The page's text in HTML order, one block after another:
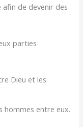
de devenir des
parties
Dieu et les
hommes entre eux.